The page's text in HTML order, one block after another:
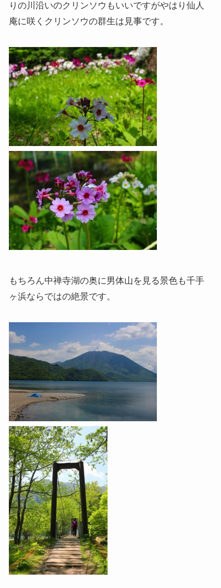
りの川沿いのクリンソウもいいですがやはり仙人
庵に咲くクリンソウの群生は見事です。
もちろん中禅寺湖の奥に男体山を見る景色も千手
ヶ浜ならではの絶景です。